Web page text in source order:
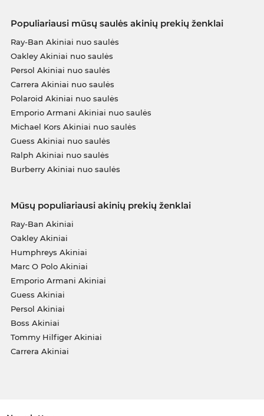
Populiariausi mūsų saulės akinių prekių ženklai
Ray-Ban Akiniai nuo saulės
Oakley Akiniai nuo saulės
Persol Akiniai nuo saulės
Carrera Akiniai nuo saulės
Polaroid Akiniai nuo saulės
Emporio Armani Akiniai nuo saulės
Michael Kors Akiniai nuo saulės
Guess Akiniai nuo saulės
Ralph Akiniai nuo saulės
Burberry Akiniai nuo saulės
Mūsų populiariausi akinių prekių ženklai
Ray-Ban Akiniai
Oakley Akiniai
Humphreys Akiniai
Marc O Polo Akiniai
Emporio Armani Akiniai
Guess Akiniai
Persol Akiniai
Boss Akiniai
Tommy Hilfiger Akiniai
Carrera Akiniai